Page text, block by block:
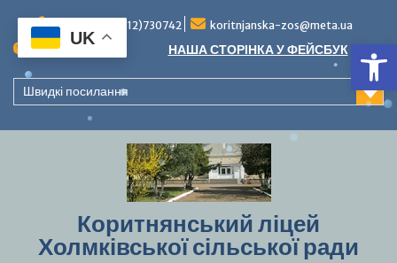
вмісту
Тел./факс (0312)730742 koritnjanska-zos@meta.ua
Повідомлення: НАША СТОРІНКА У ФЕЙСБУК
Швидкі посилання
Коритнянський ліцей
Холмківської сільської ради
UK